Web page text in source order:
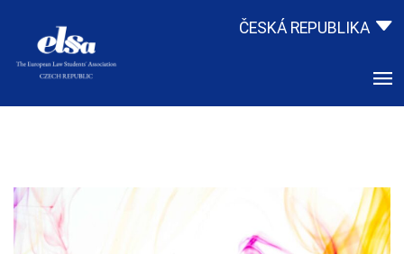
ČESKÁ REPUBLIKA